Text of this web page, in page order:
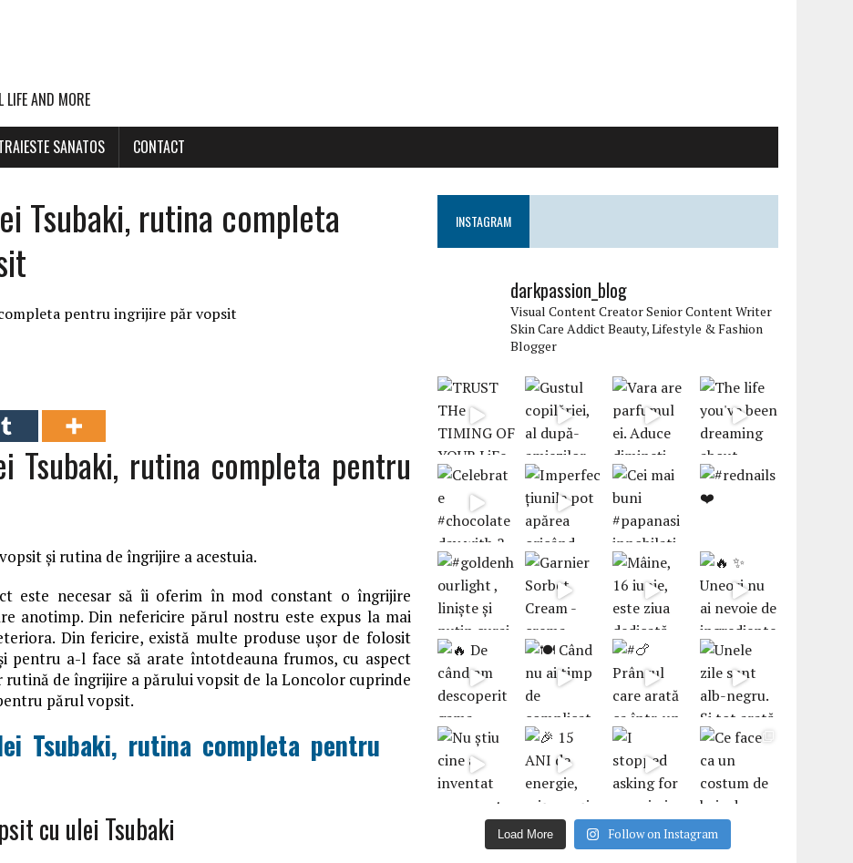
LIFE AND MORE
SANATOS CONTACT
Tsubaki, rutina completa
Tsubaki, rutina completa pentru
și rutina de îngrijire a acestuia.
este necesar să îi oferim în mod constant o îngrijire
anotimp. Din nefericire părul nostru este expus la mai
Din fericire, există multe produse ușor de folosit
pentru a-l face să arate întotdeauna frumos, cu aspect
rutină de îngrijire a părului vopsit de la Loncolor cuprinde
părul vopsit.
cu ulei Tsubaki
INSTAGRAM
darkpassion_blog
Visual Content CreatorSenior Content Writer
Skin Care AddictBeauty, Lifestyle & Fashion
Blogger
Load More Follow on Instagram